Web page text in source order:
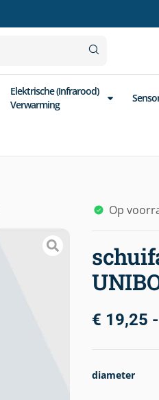
Elektrische (Infrarood)
Verwarming
Op
€ 19,25 -
diameter